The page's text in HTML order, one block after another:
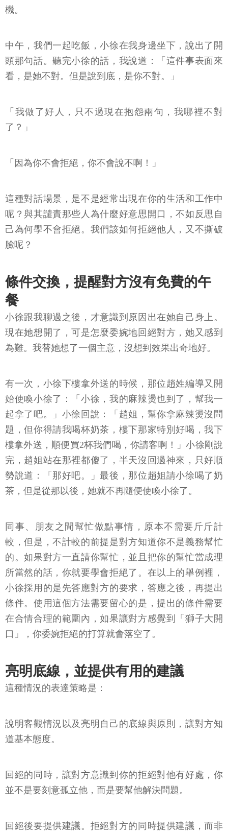
機。
中午，我們一起吃飯，小徐在我身邊坐下，說出了開
頭那句話。聽完小徐的話，我說道：「這件事表面來
看，是她不對。但是說到底，是你不對。」
「我做了好人，只不過現在抱怨兩句，我哪裡不對
了？」
「因為你不會拒絕，你不會說不啊！」
這種對話場景，是不是經常出現在你的生活和工作中
呢？與其譴責那些人為什麼好意思開口，不如反思自
己為何學不會拒絕。我們該如何拒絕他人，又不撕破
臉呢？
條件交換，提醒對方沒有免費的午
餐
小徐跟我聊過之後，才意識到原因出在她自己身上。
現在她想開了，可是怎麼委婉地回絕對方，她又感到
為難。我替她想了一個主意，沒想到效果出奇地好。
有一次，小徐下樓拿外送的時候，那位趙姓編導又開
始使喚小徐了：「小徐，我的麻辣燙也到了，幫我一
起拿了吧。」小徐回說：「趙姐，幫你拿麻辣燙沒問
題，但你得請我喝杯奶茶，樓下那家特別好喝，我下
樓拿外送，順便買2杯我們喝，你請客啊！」小徐剛說
完，趙姐站在那裡都傻了，半天沒回過神來，只好順
勢說道：「那好吧。」最後，那位趙姐請小徐喝了奶
茶，但是從那以後，她就不再隨便使喚小徐了。
同事、朋友之間幫忙做點事情，原本不需要斤斤計
較，但是，不計較的前提是對方知道你不是義務幫忙
的。如果對方一直請你幫忙，並且把你的幫忙當成理
所當然的話，你就要學會拒絕了。在以上的舉例裡，
小徐採用的是先答應對方的要求，答應之後，再提出
條件。使用這個方法需要留心的是，提出的條件需要
在合情合理的範圍內，如果讓對方感覺到「獅子大開
口」，你委婉拒絕的打算就會落空了。
亮明底線，並提供有用的建議
這種情況的表達策略是：
說明客觀情況以及亮明自己的底線與原則，讓對方知
道基本態度。
回絕的同時，讓對方意識到你的拒絕對他有好處，你
並不是要刻意孤立他，而是要幫他解決問題。
回絕後要提供建議。拒絕對方的同時提供建議，而非